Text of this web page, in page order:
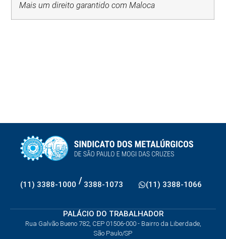
Mais um direito garantido com Maloca
(11) 3388-1000 / 3388-1073 (11) 3388-1066
PALÁCIO DO TRABALHADOR
Rua Galvão Bueno 782, CEP 01506-000 - Bairro da Liberdade,
São Paulo/SP